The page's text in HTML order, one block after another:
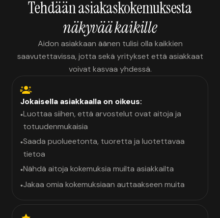
Tehdään asiakaskokemuksesta
näkyvää kaikille
Aidon asiakkaan äänen tulisi olla kaikkien
saavutettavissa, jotta sekä yritykset että asiakkaat
voivat kasvaa yhdessä.
Jokaisella asiakkaalla on oikeus:
•Luottaa siihen, että arvostelut ovat aitoja ja
totuudenmukaisia
•Saada puolueetonta, tuoretta ja luotettavaa
tietoa
•Nähdä aitoja kokemuksia muilta asiakkailta
•Jakaa omia kokemuksiaan auttaakseen muita